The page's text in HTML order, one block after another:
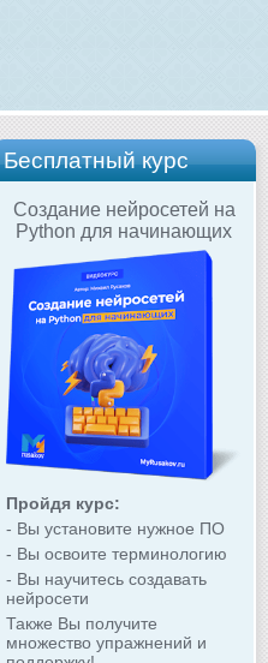
Бесплатный курс
Создание нейросетей на
Python для начинающих
Пройдя курс:
- Вы установите нужное ПО
- Вы освоите терминологию
- Вы научитесь создавать
нейросети
Также Вы получите
множество упражнений и